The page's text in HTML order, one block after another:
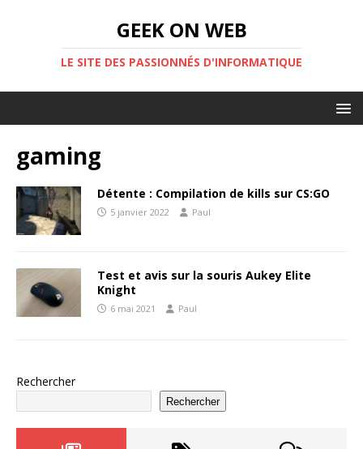
GEEK ON WEB
LE SITE DES PASSIONNÉS D'INFORMATIQUE
gaming
Détente : Compilation de kills sur CS:GO
5 janvier 2022 Paul
Test et avis sur la souris Aukey Elite
Knight
6 mai 2021 Paul
Rechercher
Rechercher